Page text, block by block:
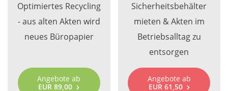
Optimiertes Recycling
- aus alten Akten wird
neues Büropapier
Angebote ab
EUR 89,00
Sicherheitsbehälter
mieten & Akten im
Betriebsalltag zu
entsorgen
Angebote ab
EUR 61,50